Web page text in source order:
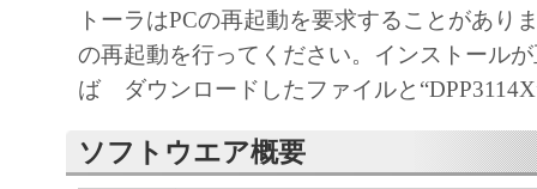
トーラはPCの再起動を要求することがあり
の再起動を行ってください。インストール
ば ダウンロードしたファイルと
ソフトウエア概要